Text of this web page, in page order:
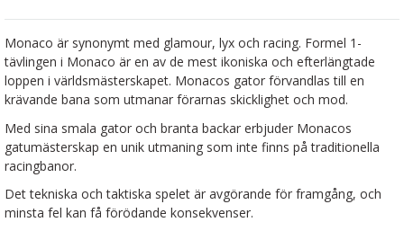
Monaco är synonymt med glamour, lyx och racing. Formel 1-
tävlingen i Monaco är en av de mest ikoniska och efterlängtade
loppen i världsmästerskapet. Monacos gator förvandlas till en
krävande bana som utmanar förarnas skicklighet och mod.
Med sina smala gator och branta backar erbjuder Monacos
gatumästerskap en unik utmaning som inte finns på traditionella
racingbanor.
Det tekniska och taktiska spelet är avgörande för framgång, och
minsta fel kan få förödande konsekvenser.